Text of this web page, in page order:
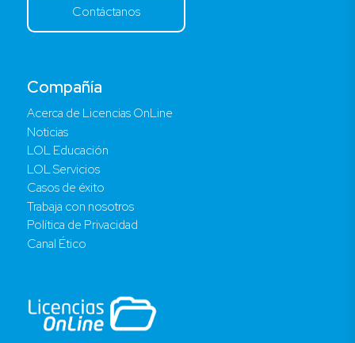
Compañía
Acerca de Licencias OnLine
Noticias
LOL Educación
LOL Servicios
Casos de éxito
Trabaja con nosotros
Política de Privacidad
Canal Ético
Contáctanos